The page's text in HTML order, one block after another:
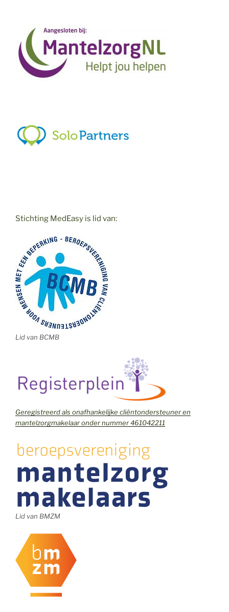
Stichting MedEasy is lid van:
Lid van BCMB
Geregistreerd als onafhankelijke cliëntondersteuner en
mantelzorgmakelaar onder nummer 461042211
Lid van BMZM